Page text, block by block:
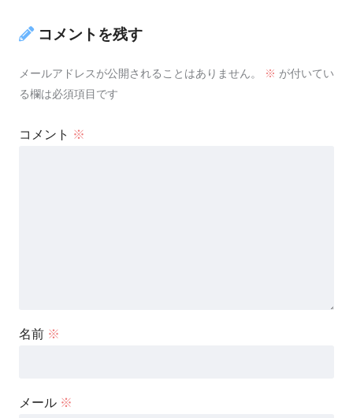
コメントを残す
メールアドレスが公開されることはありません。 ※ が付いてい
る欄は必須項目です
コメント ※
名前 ※
メール ※